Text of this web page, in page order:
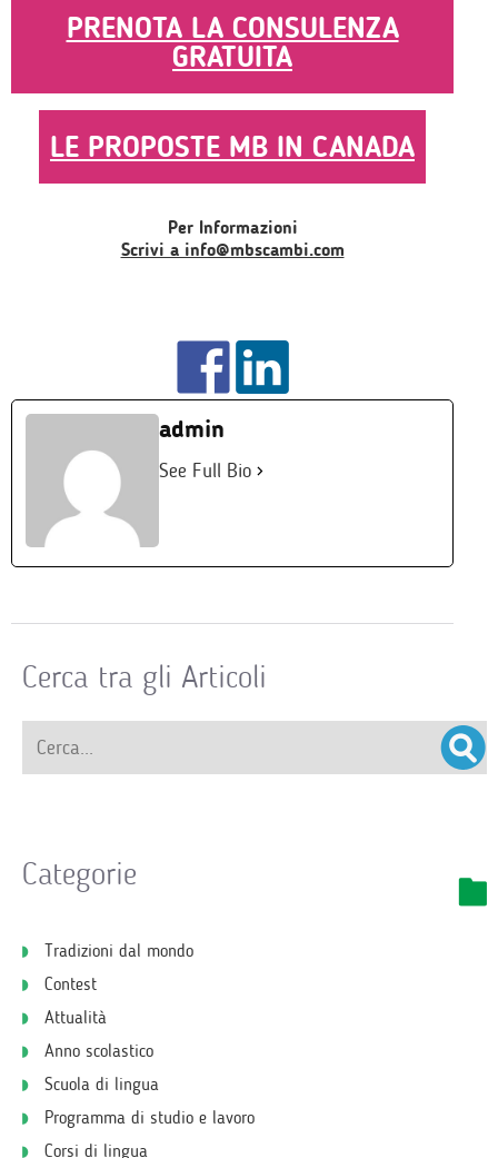
PRENOTA LA CONSULENZA
GRATUITA
LE PROPOSTE MB IN CANADA
Per Informazioni
Scrivi a info@mbscambi.com
admin
See Full Bio
Cerca tra gli Articoli
Categorie
Tradizioni dal mondo
Contest
Attualità
Anno scolastico
Scuola di lingua
Programma di studio e lavoro
Corsi di lingua